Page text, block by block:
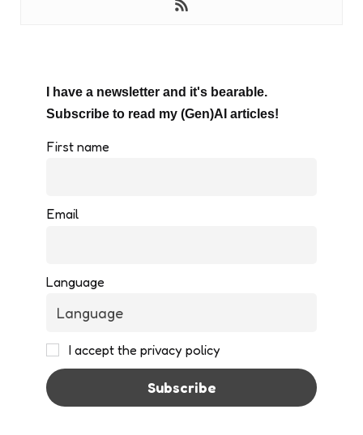
I have a newsletter and it's bearable.
Subscribe to read my (Gen)AI articles!
First name
Email
Language
I accept the privacy policy